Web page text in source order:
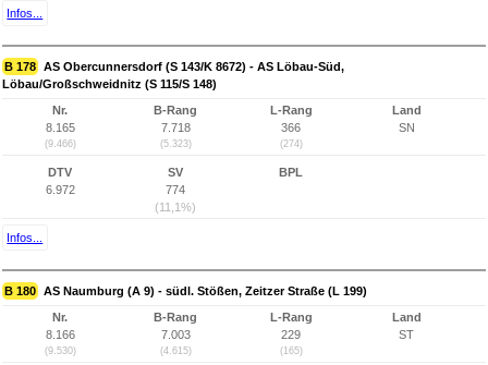
Infos...
B 178 AS Obercunnersdorf (S 143/K 8672) - AS Löbau-Süd,
Löbau/Großschweidnitz (S 115/S 148)
Nr.
8.165
(9.466)
B-Rang
7.718
(5.323)
L-Rang
366
(274)
Land
SN
DTV
6.972
SV
774
(11,1%)
BPL
Infos...
B 180 AS Naumburg (A 9) - südl. Stößen, Zeitzer Straße (L 199)
Nr.
8.166
(9.530)
B-Rang
7.003
(4.615)
L-Rang
229
(165)
Land
ST